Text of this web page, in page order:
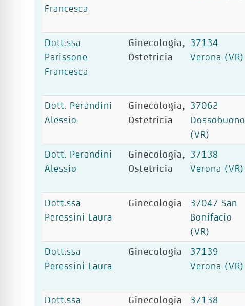
Francesca
Dott.ssa
Parissone
Francesca
Ginecologia,
Ostetricia
37134
Verona (VR)
Dott. Perandini
Alessio
Ginecologia,
Ostetricia
37062
Dossobuono
(VR)
Dott. Perandini
Alessio
Ginecologia,
Ostetricia
37138
Verona (VR)
Dott.ssa
Peressini Laura
Ginecologia
37047 San
Bonifacio
(VR)
Dott.ssa
Peressini Laura
Ginecologia
37139
Verona (VR)
Dott.ssa
Ginecologia
37138